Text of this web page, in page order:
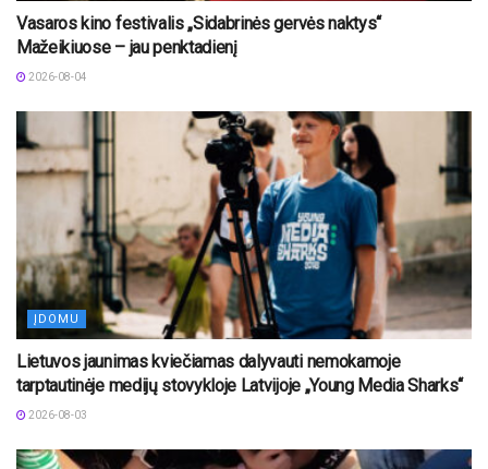
Vasaros kino festivalis „Sidabrinės gervės naktys“
Mažeikiuose – jau penktadienį
2026-08-04
ĮDOMU
Lietuvos jaunimas kviečiamas dalyvauti nemokamoje
tarptautinėje medijų stovykloje Latvijoje „Young Media Sharks“
2026-08-03